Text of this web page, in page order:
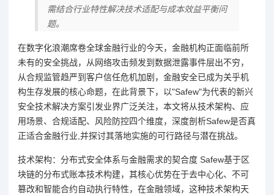
需结合行业特性解决技术适配与成本效益平衡问
题。
在数字化浪潮席卷全球金融行业的今天，金融机构正面临前所
未有的安全挑战，从网络攻击频发到数据泄露事件层出不穷，
从合规监管趋严到客户信任危机加剧，金融安全已成为关乎机
构生存发展的核心命题，在此背景下，以"Safew"为代表的新兴
安全技术解决方案引发业界广泛关注，本文将从技术架构、应
用场景、合规适配、风险防控四个维度，深度剖析Safew是否真
正适合金融行业,并探讨其落地实施的可行路径与潜在挑战。
技术架构：分布式安全体系与金融需求的契合度 Safew基于区
块链的分布式账本技术构建，其核心优势在于去中心化、不可
篡改和智能合约自动执行特性，在金融领域，这种技术架构天